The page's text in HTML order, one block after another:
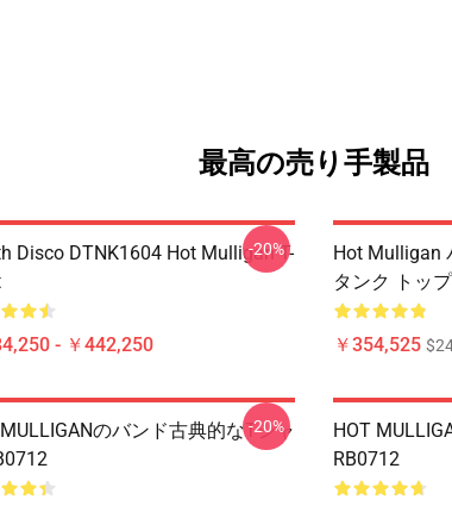
最高の売り手製品
Disco DTNK1604 Hot Mulligan T-
- ￥442,250
-20%
Hot Mulligan
タンク トッ
￥354,525
のバンド古典的なTシャ
-20%
HOT
RB0712